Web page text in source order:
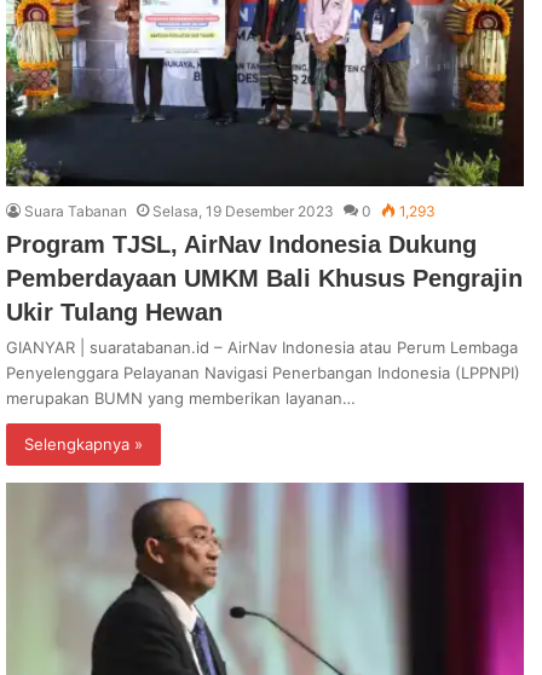
Suara Tabanan Selasa, 19 Desember 2023 0 1,293
Program TJSL, AirNav Indonesia Dukung
Pemberdayaan UMKM Bali Khusus Pengrajin
Ukir Tulang Hewan
GIANYAR | suaratabanan.id – AirNav Indonesia atau Perum Lembaga
Penyelenggara Pelayanan Navigasi Penerbangan Indonesia (LPPNPI)
merupakan BUMN yang memberikan layanan…
Selengkapnya »